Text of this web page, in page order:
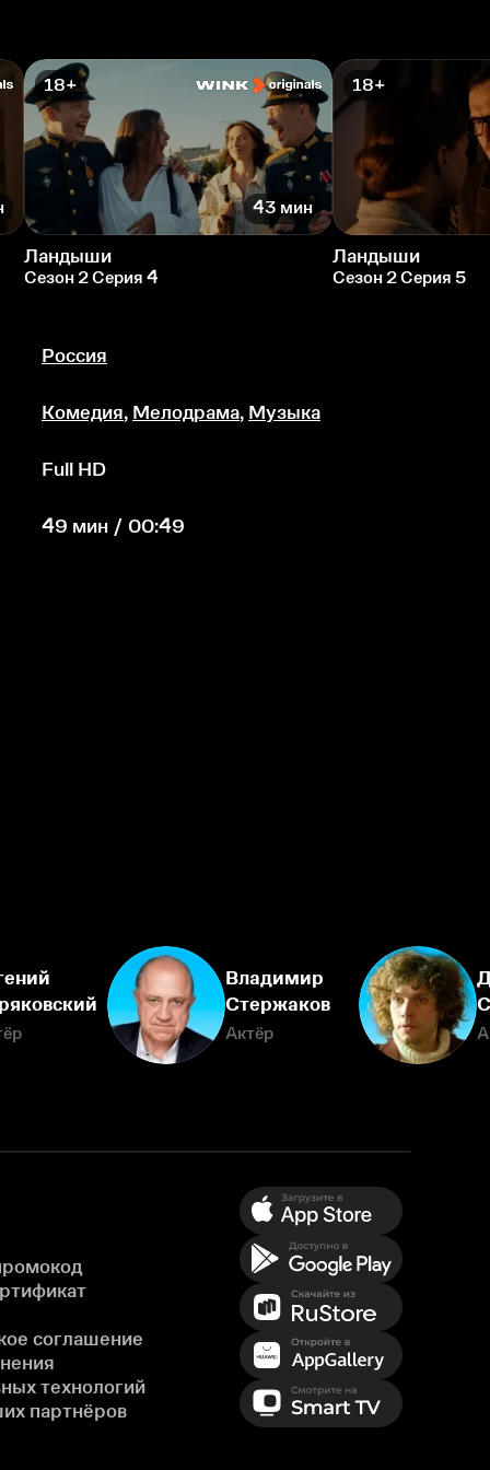
18+
43 мин
Ландыши
Сезон 2 Серия 4
18+
Ландыши
Сезон 2 Серия 5
Россия
Комедия, Мелодрама, Музыка
Full HD
49 мин / 00:49
Владимир
Стержаков
Актёр
соглашение
технологий
партнёров